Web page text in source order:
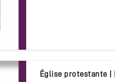
église protestante|